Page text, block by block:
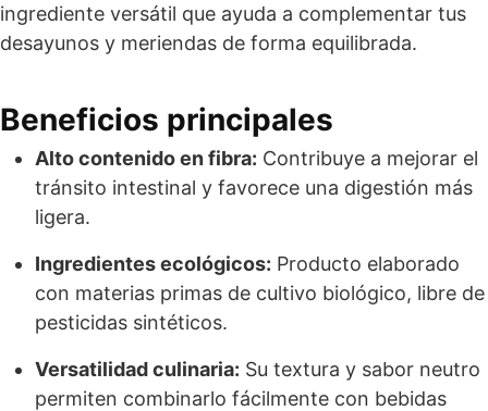
ingrediente versátil que ayuda a complementar tus
desayunos y meriendas de forma equilibrada.
Beneficios principales
Alto contenido en fibra: Contribuye a mejorar el
tránsito intestinal y favorece una digestión más
ligera.
Ingredientes ecológicos: Producto elaborado
con materias primas de cultivo biológico, libre de
pesticidas sintéticos.
Versatilidad culinaria: Su textura y sabor neutro
permiten combinarlo fácilmente con bebidas